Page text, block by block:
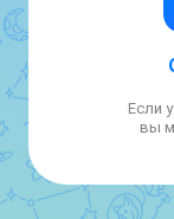
Конкурс
Если
вы